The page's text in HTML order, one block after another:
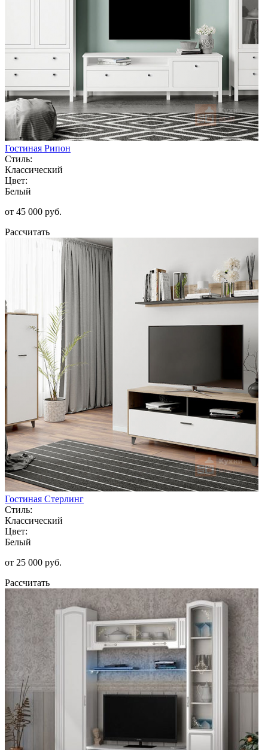
Гостиная Рипон
Стиль:
Классический
Цвет:
Белый
от 45 000 руб.
Рассчитать
Гостиная Стерлинг
Стиль:
Классический
Цвет:
Белый
от 25 000 руб.
Рассчитать